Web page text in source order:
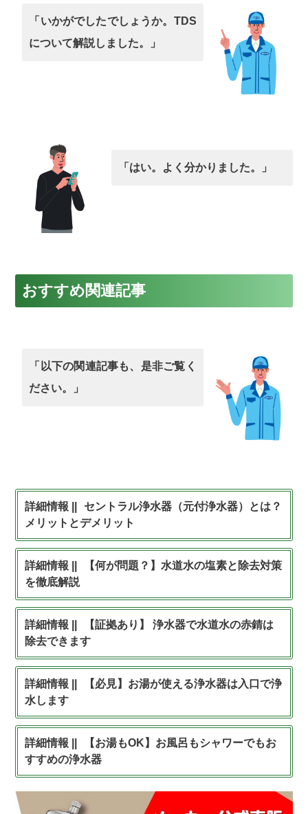
「いかがでしたでしょうか。TDS
について解説しました。」
「はい。よく分かりました。」
おすすめ関連記事
「以下の関連記事も、是非ご覧く
ださい。」
セントラル浄水器（元付浄水器）とは？
メリットとデメリット
【何が問題？】水道水の塩素と除去対策
を徹底解説
【証拠あり】 浄水器で水道水の赤錆は
除去できます
【必見】お湯が使える浄水器は入口で浄
水します
【お湯もOK】お風呂もシャワーでもお
すすめの浄水器